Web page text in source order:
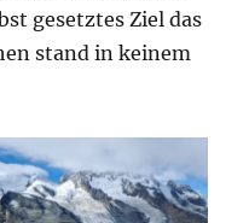
gesetztes Ziel das
stand in keinem